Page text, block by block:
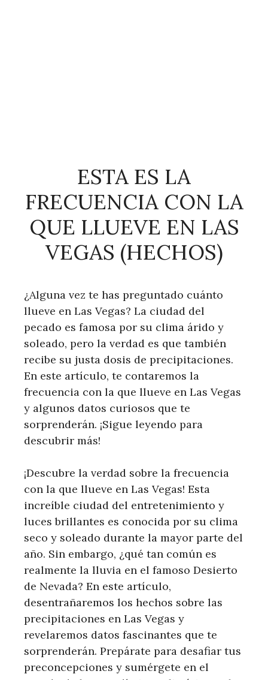
ESTA ES LA
FRECUENCIA CON LA
QUE LLUEVE EN LAS
VEGAS (HECHOS)
¿Alguna vez te has preguntado cuánto
llueve en Las Vegas? La ciudad del
pecado es famosa por su clima árido y
soleado, pero la verdad es que también
recibe su justa dosis de precipitaciones.
En este artículo, te contaremos la
frecuencia con la que llueve en Las Vegas
y algunos datos curiosos que te
sorprenderán. ¡Sigue leyendo para
descubrir más!
¡Descubre la verdad sobre la frecuencia
con la que llueve en Las Vegas! Esta
increíble ciudad del entretenimiento y
luces brillantes es conocida por su clima
seco y soleado durante la mayor parte del
año. Sin embargo, ¿qué tan común es
realmente la lluvia en el famoso Desierto
de Nevada? En este artículo,
desentrañaremos los hechos sobre las
precipitaciones en Las Vegas y
revelaremos datos fascinantes que te
sorprenderán. Prepárate para desafiar tus
preconcepciones y sumérgete en el